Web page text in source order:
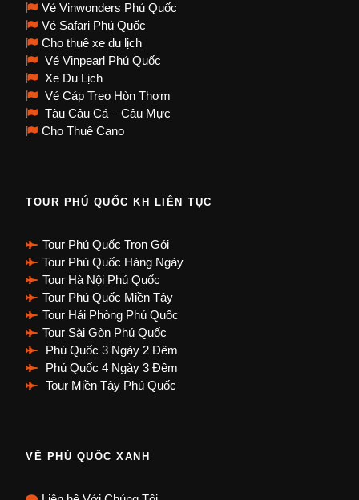
Vé Vinwonders Phú Quốc
Vé Safari Phú Quốc
Cho thuê xe du lịch
Vé Vinpearl Phú Quốc
Xe Du Lịch
Vé Cáp Treo Hòn Thơm
Tàu Câu Cá – Câu Mực
Cho Thuê Cano
TOUR PHÚ QUỐC KH LIÊN TỤC
Tour Phú Quốc Trọn Gói
Tour Phú Quốc Hàng Ngày
Tour Hà Nội Phú Quốc
Tour Phú Quốc Miền Tây
Tour Hải Phòng Phú Quốc
Tour Sài Gòn Phú Quốc
Phú Quốc 3 Ngày 2 Đêm
Phú Quốc 4 Ngày 3 Đêm
Tour Miền Tây Phú Quốc
VỀ PHÚ QUỐC XANH